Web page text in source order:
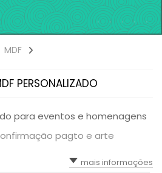
MDF
PERSONALIZADO
para eventos e homenagens
pagto e arte
mais informações